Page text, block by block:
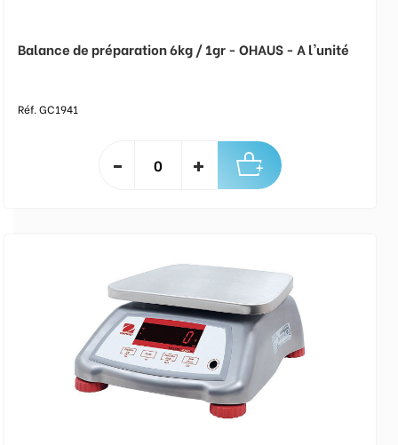
Balance de préparation 6kg / 1gr - OHAUS - A l'unité
Réf. GC1941